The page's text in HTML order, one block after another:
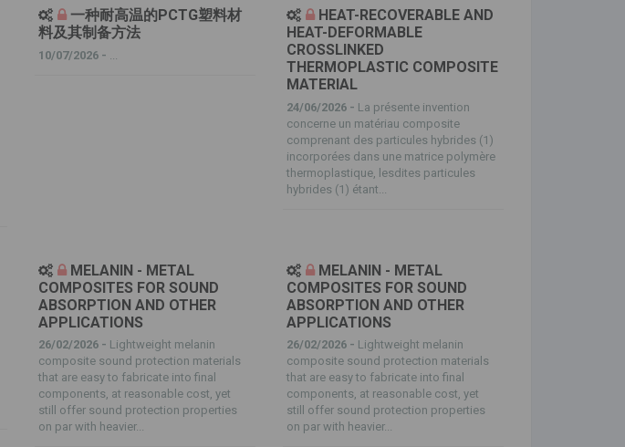
一种耐高温的PCTG塑料材
料及其制备方法
10/07/2026 -
HEAT-RECOVERABLE AND
HEAT-DEFORMABLE
CROSSLINKED
THERMOPLASTIC COMPOSITE
MATERIAL
24/06/2026 - La présente invention
concerne un matériau composite
comprenant des particules hybrides (1)
incorporées dans une matrice polymère
thermoplastique, lesdites particules
hybrides (1) étant...
MELANIN - METAL
COMPOSITES FOR SOUND
ABSORPTION AND OTHER
APPLICATIONS
26/02/2026 - Lightweight melanin
composite sound protection materials
that are easy to fabricate into final
components, at reasonable cost, yet
still offer sound protection properties
on par with heavier...
MELANIN - METAL
COMPOSITES FOR SOUND
ABSORPTION AND OTHER
APPLICATIONS
26/02/2026 - Lightweight melanin
composite sound protection materials
that are easy to fabricate into final
components, at reasonable cost, yet
still offer sound protection properties
on par with heavier...